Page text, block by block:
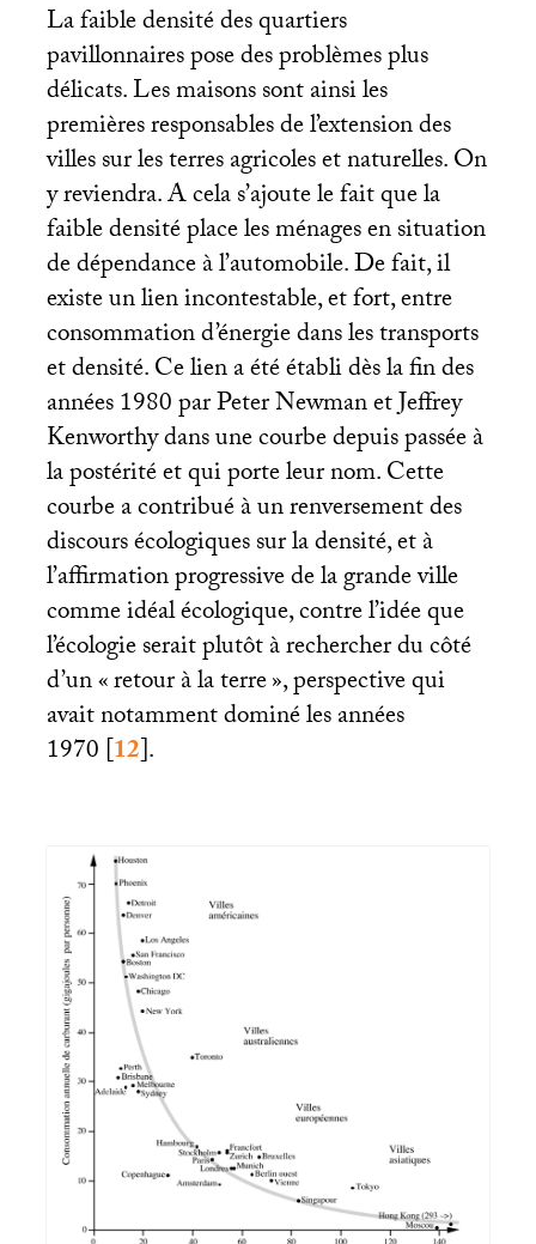
La faible densité des quartiers
pavillonnaires pose des problèmes plus
délicats. Les maisons sont ainsi les
premières responsables de l’extension des
villes sur les terres agricoles et naturelles. On
y reviendra. A cela s’ajoute le fait que la
faible densité place les ménages en situation
de dépendance à l’automobile. De fait, il
existe un lien incontestable, et fort, entre
consommation d’énergie dans les transports
et densité. Ce lien a été établi dès la fin des
années 1980 par Peter Newman et Jeffrey
Kenworthy dans une courbe depuis passée à
la postérité et qui porte leur nom. Cette
courbe a contribué à un renversement des
discours écologiques sur la densité, et à
l’affirmation progressive de la grande ville
comme idéal écologique, contre l’idée que
l’écologie serait plutôt à rechercher du côté
d’un «retour à la terre», perspective qui
avait notamment dominé les années
1970[12].